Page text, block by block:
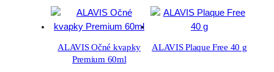
ALAVIS Očné kvapky
Premium 60ml
ALAVIS Plaque Free 40 g